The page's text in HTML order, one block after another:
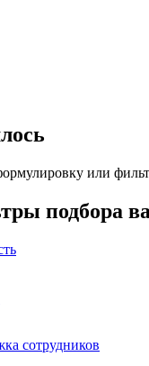
или
подбора
сотрудников